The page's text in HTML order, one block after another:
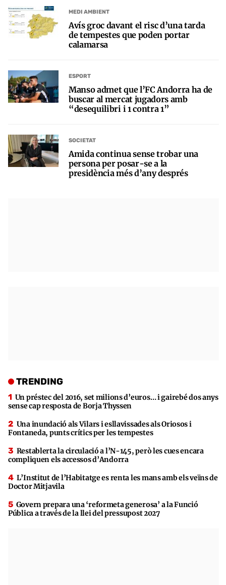
MEDI AMBIENT
Avís groc davant el risc d’una tarda
de tempestes que poden portar
calamarsa
ESPORT
Manso admet que l’FC Andorra ha de
buscar al mercat jugadors amb
“desequilibri i 1 contra 1”
SOCIETAT
Amida continua sense trobar una
persona per posar-se a la
presidència més d’any després
TRENDING
Un préstec del 2016, set milions d’euros… i gairebé dos anys
sense cap resposta de Borja Thyssen
Una inundació als Vilars i esllavissades als Oriosos i
Fontaneda, punts crítics per les tempestes
Restablerta la circulació a l’N-145, però les cues encara
compliquen els accessos d’Andorra
L’Institut de l’Habitatge es renta les mans amb els veïns de
Doctor Mitjavila
Govern prepara una ‘reformeta generosa’ a la Funció
Pública a través de la llei del pressupost 2027